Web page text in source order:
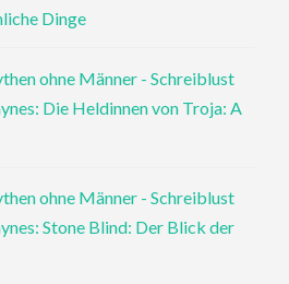
Dinge
ohne Männer - Schreiblust
Die Heldinnen von Troja: A
ohne Männer - Schreiblust
Stone Blind: Der Blick der